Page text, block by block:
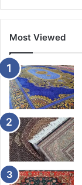
Most Viewed